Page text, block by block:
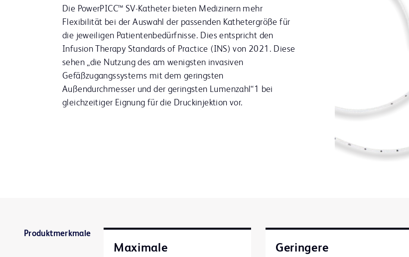
Die PowerPICC™ SV-Katheter bieten Medizinern mehr
Flexibilität bei der Auswahl der passenden Kathetergröße für
die jeweiligen Patientenbedürfnisse. Dies entspricht den
Infusion Therapy Standards of Practice (INS) von 2021. Diese
sehen „die Nutzung des am wenigsten invasiven
Gefäßzugangssystems mit dem geringsten
Außendurchmesser und der geringsten Lumenzahl“1 bei
gleichzeitiger Eignung für die Druckinjektion vor.
Produktmerkmale
Maximale
Geringere